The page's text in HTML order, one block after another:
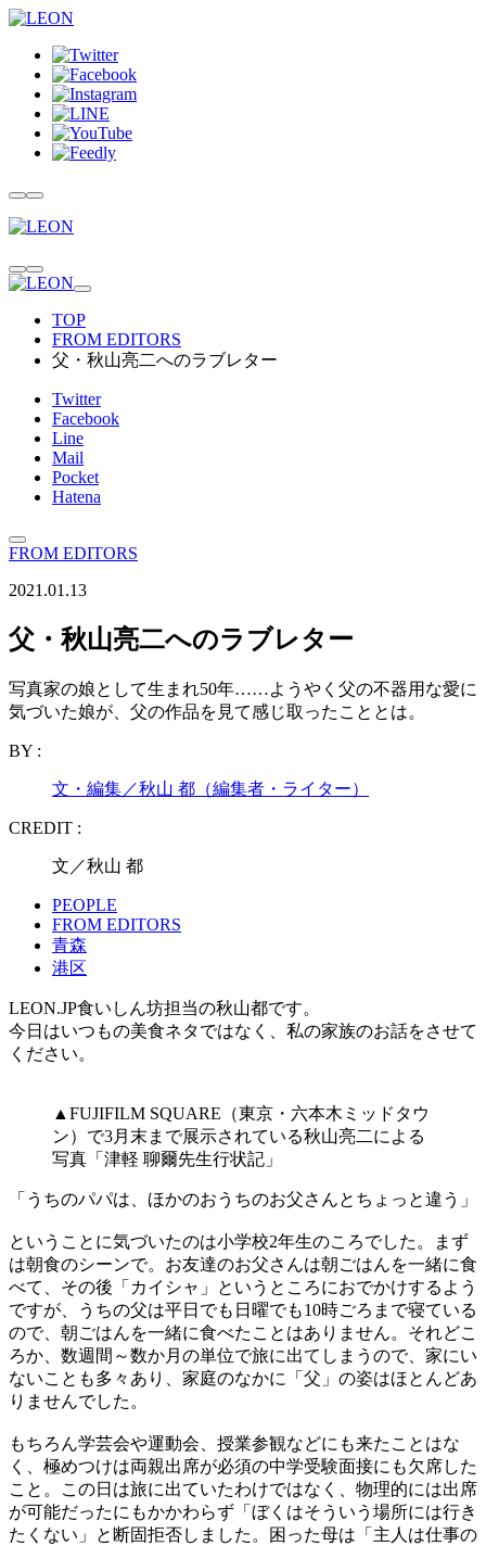
TOP
FROM EDITORS
父・秋山亮二へのラブレター
Twitter
Facebook
Line
Mail
Pocket
Hatena
FROM EDITORS
2021.01.13
父・秋山亮二へのラブレター
写真家の娘として生まれ50年……ようやく父の不器用な愛に
気づいた娘が、父の作品を見て感じ取ったこととは。
BY :
文・編集／秋山 都（編集者・ライター）
CREDIT :
文／秋山 都
PEOPLE
FROM EDITORS
青森
港区
LEON.JP食いしん坊担当の秋山都です。
今日はいつもの美食ネタではなく、私の家族のお話をさせて
ください。
▲FUJIFILM SQUARE（東京・六本木ミッドタウ
ン）で3月末まで展示されている秋山亮二による
写真「津軽 聊爾先生行状記」
「うちのパパは、ほかのおうちのお父さんとちょっと違う」
ということに気づいたのは小学校2年生のころでした。まず
は朝食のシーンで。お友達のお父さんは朝ごはんを一緒に食
べて、その後「カイシャ」というところにおでかけするよう
ですが、うちの父は平日でも日曜でも10時ごろまで寝ている
ので、朝ごはんを一緒に食べたことはありません。それどこ
ろか、数週間～数か月の単位で旅に出てしまうので、家にい
ないことも多々あり、家庭のなかに「父」の姿はほとんどあ
りませんでした。
もちろん学芸会や運動会、授業参観などにも来たことはな
く、極めつけは両親出席が必須の中学受験面接にも欠席した
こと。この日は旅に出ていたわけではなく、物理的には出席
が可能だったにもかかわらず「ぼくはそういう場所には行き
たくない」と断固拒否しました。困った母は「主人は仕事の